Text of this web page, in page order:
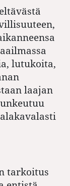
lutukoita,
laajan
tarkoitus